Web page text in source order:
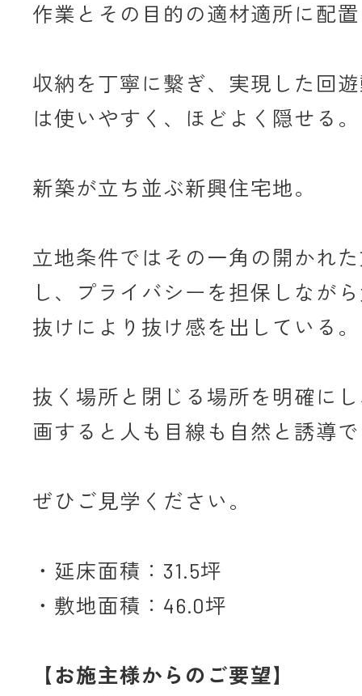
作業とその目的の適材適所に配
収納を丁寧に繋ぎ、実現した回
は使いやすく、ほどよく隠せる。
新築が立ち並ぶ新興住宅地。
立地条件ではその一角の開かれ
し、プライバシーを担保しなが
抜けにより抜け感を出している。
抜く場所と閉じる場所を明確に
画すると人も目線も自然と誘導
ぜひご見学ください。
・延床面積：31.5坪
・敷地面積：46.0坪
【お施主様からのご要望】